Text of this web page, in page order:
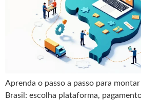
Aprenda o passo a passo para
Brasil: escolha plataforma,